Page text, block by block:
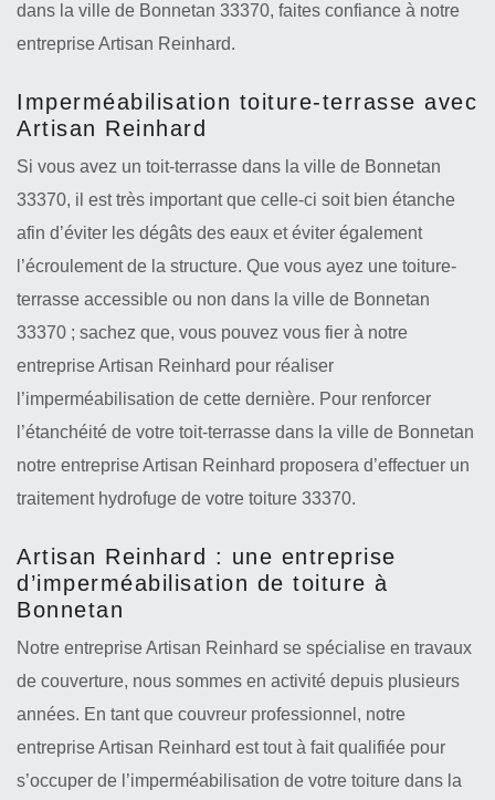
dans la ville de Bonnetan 33370, faites confiance à notre
entreprise Artisan Reinhard.
Imperméabilisation toiture-terrasse avec
Artisan Reinhard
Si vous avez un toit-terrasse dans la ville de Bonnetan
33370, il est très important que celle-ci soit bien étanche
afin d’éviter les dégâts des eaux et éviter également
l’écroulement de la structure. Que vous ayez une toiture-
terrasse accessible ou non dans la ville de Bonnetan
33370 ; sachez que, vous pouvez vous fier à notre
entreprise Artisan Reinhard pour réaliser
l’imperméabilisation de cette dernière. Pour renforcer
l’étanchéité de votre toit-terrasse dans la ville de Bonnetan
notre entreprise Artisan Reinhard proposera d’effectuer un
traitement hydrofuge de votre toiture 33370.
Artisan Reinhard : une entreprise
d’imperméabilisation de toiture à
Bonnetan
Notre entreprise Artisan Reinhard se spécialise en travaux
de couverture, nous sommes en activité depuis plusieurs
années. En tant que couvreur professionnel, notre
entreprise Artisan Reinhard est tout à fait qualifiée pour
s’occuper de l’imperméabilisation de votre toiture dans la